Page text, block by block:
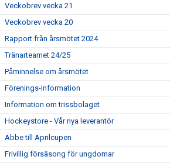
Veckobrev vecka 21
Veckobrev vecka 20
Rapport från årsmötet 2024
Tränarteamet 24/25
Påminnelse om årsmötet
Förenings-Information
Information om trissbolaget
Hockeystore - Vår nya leverantör
Abbe till Aprilcupen
Frivillig försäsong för ungdomar